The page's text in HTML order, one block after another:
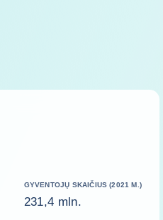
GYVENTOJŲ SKAIČIUS (2021 M.)
231,4 mln.